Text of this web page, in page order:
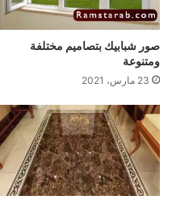
صور شبابيك بتصاميم مختلفة
ومتنوعة
23 مارس، 2021